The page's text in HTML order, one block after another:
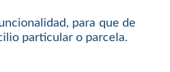
para que de
particular o parcela.